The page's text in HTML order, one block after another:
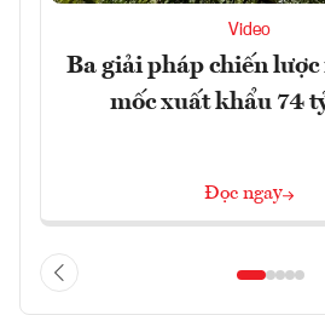
Video
Ba giải pháp chiến lược
mốc xuất khẩu 74
Đọc ngay